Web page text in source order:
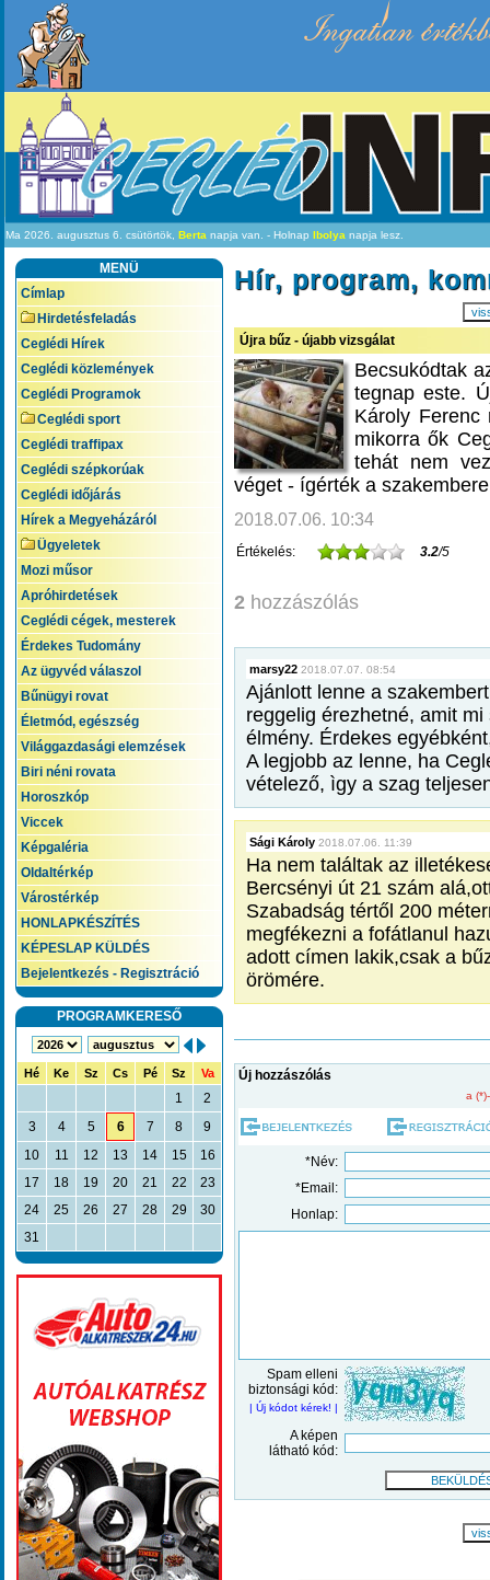
Ingatlan
Ma 2026. augusztus 6. csütörtök, Berta napja van. - Holnap Ibolya napja lesz.
MENÜ
Címlap
Hirdetésfeladás
Ceglédi Hírek
Ceglédi közlemények
Ceglédi Programok
Ceglédi sport
Ceglédi traffipax
Ceglédi szépkorúak
Ceglédi időjárás
Hírek a Megyeházáról
Ügyeletek
Mozi műsor
Apróhirdetések
Ceglédi cégek, mesterek
Érdekes Tudomány
Az ügyvéd válaszol
Bűnügyi rovat
Életmód, egészség
Világgazdasági elemzések
Biri néni rovata
Horoszkóp
Viccek
Képgaléria
Oldaltérkép
Várostérkép
HONLAPKÉSZÍTÉS
KÉPESLAP KÜLDÉS
Bejelentkezés - Regisztráció
PROGRAMKERESŐ
Hé Ke Sz Cs Pé Sz Va
1
2
3
4 5 6 7 8
9
10
11 12 13 14 15
16
17
18 19 20 21 22
23
24
25 26 27 28 29
30
31
Hír, program,
Újra bűz - újabb vizsgálat
Becsukódtak
tegnap este.
Károly Ferenc
mikorra ők
tehát nem
véget - ígérték a
2018.07.06. 10:34
Értékelés: 3.2/5
2 hozzászólás
marsy22 2018.07.07. 08:54
Ajánlott lenne a
reggelig érezhetné, amit
élmény. Érdekes
A legjobb az lenne, ha
vételező, ìgy a szag
Sági Károly 2018.07.06. 11:39
Ha nem találtak az
Bercsényi út 21 szám
Szabadság tértől 200
megfékezni a fofátlanul
adott címen lakik,csak a
örömére.
Új hozzászólás
a
*Név:
*Email:
Honlap:
Spam elleni
biztonsági kód:
| Új kódot kérek! |
A képen
látható kód: